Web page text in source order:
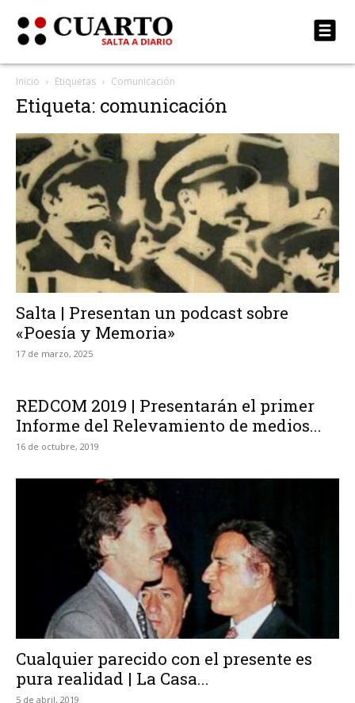
Inicio Etiquetas Comunicación
Etiqueta: comunicación
Salta | Presentan un podcast sobre
«Poesía y Memoria»
17 de marzo, 2025
REDCOM 2019 | Presentarán el primer
Informe del Relevamiento de medios...
16 de octubre, 2019
Cualquier parecido con el presente es
pura realidad | La Casa...
5 de abril, 2019